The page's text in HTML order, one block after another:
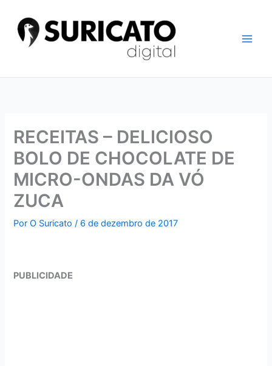
conteúdo
RECEITAS – DELICIOSO
BOLO DE CHOCOLATE DE
MICRO-ONDAS DA VÓ
ZUCA
PorO Suricato/ 6 de dezembro de 2017
PUBLICIDADE